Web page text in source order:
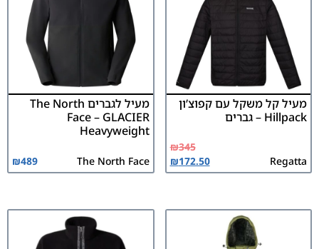
מעיל קל משקל עם קפוצ’ון
Hillpack – גברים
Regatta
₪345
₪172.50
מעיל לגברים The North
Face – GLACIER
Heavyweight
The North Face
₪489